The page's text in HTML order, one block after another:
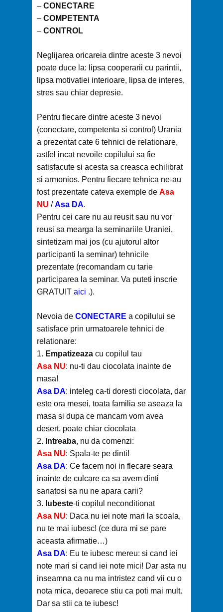
– CONECTARE
– COMPETENTA
– CONTROL
Neglijarea oricareia dintre aceste 3 nevoi
poate duce la: lipsa cooperarii cu parintii,
lipsa motivatiei interioare, lipsa de interes,
stres sau chiar depresie.
Pentru fiecare dintre aceste 3 nevoi
(conectare, competenta si control) Urania
a prezentat cate 6 tehnici de relationare,
astfel incat nevoile copilului sa fie
satisfacute si acesta sa creasca echilibrat
si armonios. Pentru fiecare tehnica ne-au
fost prezentate cateva exemple de Asa
NU /Asa DA.
Pentru cei care nu au reusit sau nu vor
reusi sa mearga la seminariile Uraniei,
sintetizam mai jos (cu ajutorul altor
participanti la seminar) tehnicile
prezentate (recomandam cu tarie
participarea la seminar. Va puteti inscrie
GRATUIT aici .).
Nevoia de CONECTARE a copilului se
satisface prin urmatoarele tehnici de
relationare:
1. Empatizeaza cu copilul tau
Asa NU: nu-ti dau ciocolata inainte de
masa!
Asa DA: inteleg ca-ti doresti ciocolata, dar
este ora mesei, toata familia se aseaza la
masa si dupa ce mancam vom avea
desert, poate chiar ciocolata
2. Intreaba, nu da comenzi:
Asa NU: Spala-te pe dinti!
Asa DA: Ce facem noi in flecare seara
inainte de culcare ca sa avem dinti
sanatosi sa nu ne apara carii?
3. lubeste-ti copilul neconditionat
Asa NU: Daca nu iei note mari la scoala,
nu te mai iubesc! (ce dura mi se pare
aceasta afirmatie…)
Asa DA: Eu te iubesc mereu: si cand iei
note mari si cand iei note mici! Dar asta nu
inseamna ca nu ma intristez cand vii cu o
nota mica, deoarece stiu ca poti mai mult.
Dar sa stii ca te iubesc!